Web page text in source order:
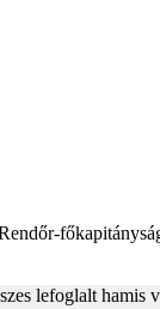
lefoglalt hamis